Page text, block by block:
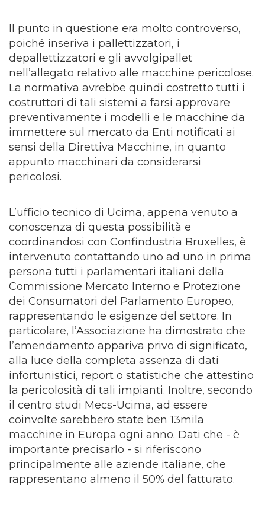
Il punto in questione era molto controverso,
poiché inseriva i pallettizzatori, i
depallettizzatori e gli avvolgipallet
nell’allegato relativo alle macchine pericolose.
La normativa avrebbe quindi costretto tutti i
costruttori di tali sistemi a farsi approvare
preventivamente i modelli e le macchine da
immettere sul mercato da Enti notificati ai
sensi della Direttiva Macchine, in quanto
appunto macchinari da considerarsi
pericolosi.
L’ufficio tecnico di Ucima, appena venuto a
conoscenza di questa possibilità e
coordinandosi con Confindustria Bruxelles, è
intervenuto contattando uno ad uno in prima
persona tutti i parlamentari italiani della
Commissione Mercato Interno e Protezione
dei Consumatori del Parlamento Europeo,
rappresentando le esigenze del settore. In
particolare, l’Associazione ha dimostrato che
l’emendamento appariva privo di significato,
alla luce della completa assenza di dati
infortunistici, report o statistiche che attestino
la pericolosità di tali impianti. Inoltre, secondo
il centro studi Mecs-Ucima, ad essere
coinvolte sarebbero state ben 13mila
macchine in Europa ogni anno. Dati che - è
importante precisarlo - si riferiscono
principalmente alle aziende italiane, che
rappresentano almeno il 50% del fatturato.